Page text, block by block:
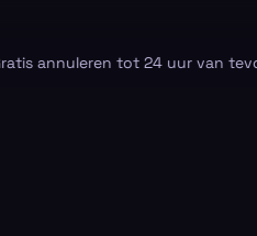
annuleren tot 24 uur van tevoren